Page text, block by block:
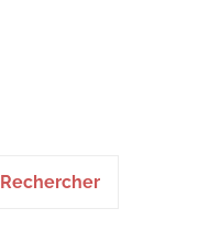
Rechercher